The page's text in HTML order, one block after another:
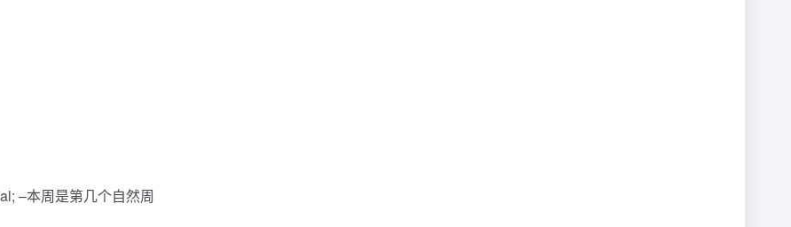
–本周是第几个自然周